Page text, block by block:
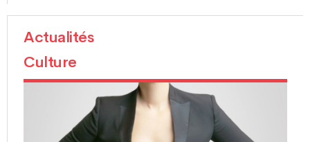
Actualités
Culture